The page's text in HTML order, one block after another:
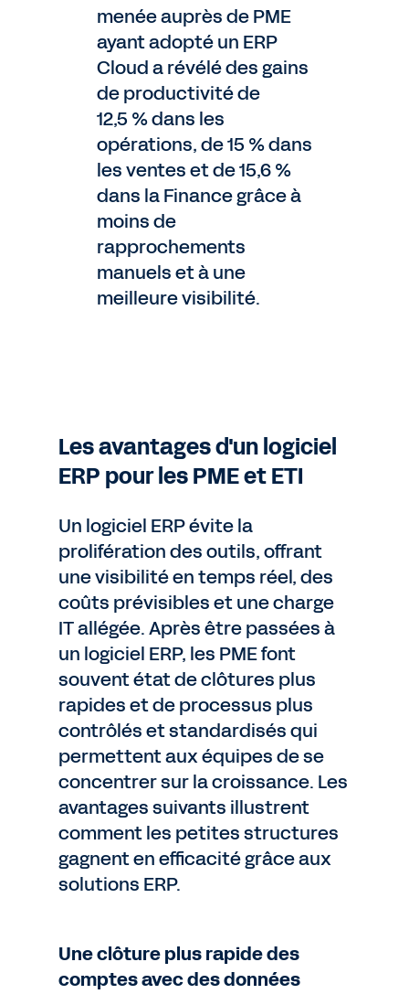
menée auprès de PME
ayant adopté un ERP
Cloud a révélé des gains
de productivité de
12,5 % dans les
opérations, de 15 % dans
les ventes et de 15,6 %
dans la Finance grâce à
moins de
rapprochements
manuels et à une
meilleure visibilité.
Les avantages d'un logiciel
ERP pour les PME et ETI
Un logiciel ERP évite la
prolifération des outils, offrant
une visibilité en temps réel, des
coûts prévisibles et une charge
IT allégée. Après être passées à
un logiciel ERP, les PME font
souvent état de clôtures plus
rapides et de processus plus
contrôlés et standardisés qui
permettent aux équipes de se
concentrer sur la croissance. Les
avantages suivants illustrent
comment les petites structures
gagnent en efficacité grâce aux
solutions ERP.
Une clôture plus rapide des
comptes avec des données